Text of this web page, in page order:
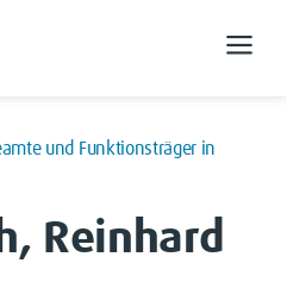
und Funktionsträger in
Reinhard